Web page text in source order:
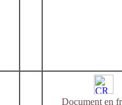
Document en